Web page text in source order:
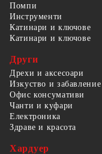
Помпи
Инструменти
Катинари и ключове
Катинари и ключове
Други
Дрехи и аксесоари
Изкуство и забавление
Офис консумативи
Чанти и куфари
Електроника
Здраве и красота
Хардуер